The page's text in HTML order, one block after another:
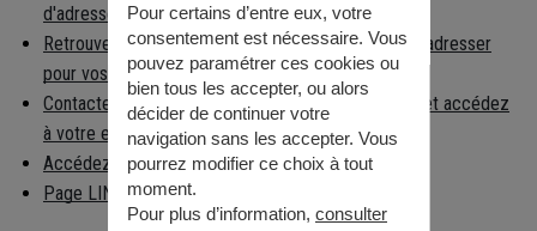
d'adresse
Retrouvez facilement la préfecture à laquelle vous adresser
pour vos démarches
Contactez la caisse nationale d'Assurance Maladie et accédez
à votre espace per…
Accédez aux informations règlementaires
Page LINKEDIN
Pour certains d’entre eux, votre
consentement est nécessaire. Vous
pouvez paramétrer ces cookies ou
bien tous les accepter, ou alors
décider de continuer votre
navigation sans les accepter. Vous
pourrez modifier ce choix à tout
moment.
Pour plus d’information, consulter